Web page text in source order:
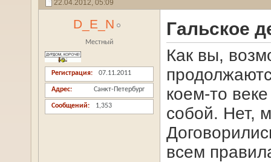
22.04.2012, 05:09
D_E_N
Местный
Регистрация 07.11.2011
Адрес Санкт-Петербург
Сообщений 1,353
Гальское
Как вы,
коем-то
собой. Нет,
всем